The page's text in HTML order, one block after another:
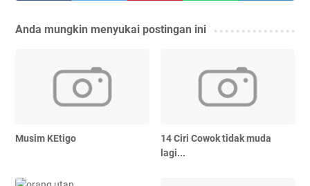
Anda mungkin menyukai postingan ini
Musim KEtigo
14 Ciri Cowok tidak muda
lagi...